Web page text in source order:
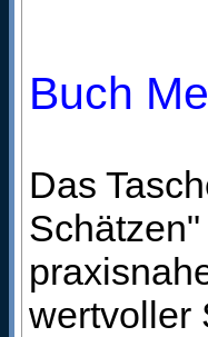
Buch
Das
wertvoller